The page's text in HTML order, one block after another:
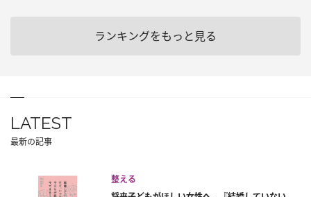
ランキングをもっと見る
LATEST
最新の記事
整える